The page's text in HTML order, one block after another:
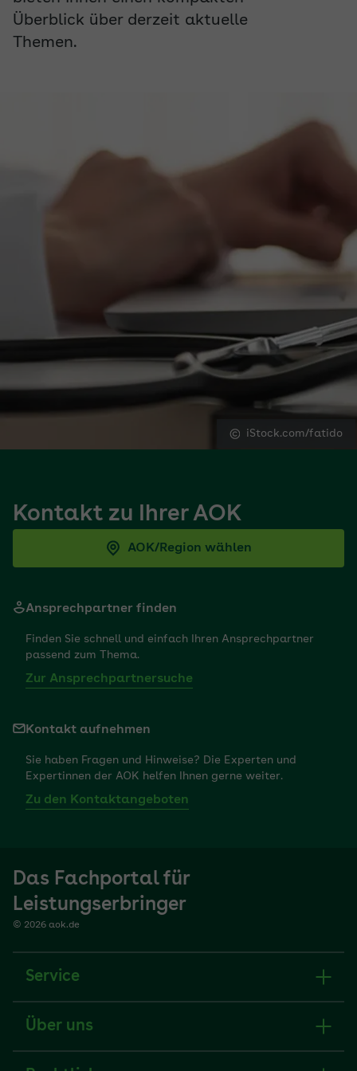
Überblick über derzeit aktuelle
Themen.
iStock.com/fatido
Kontakt zu Ihrer AOK
AOK/Region wählen
Ansprechpartner finden
Finden Sie schnell und einfach Ihren Ansprechpartner
passend zum Thema.
Zur Ansprechpartnersuche
Kontakt aufnehmen
Sie haben Fragen und Hinweise? Die Experten und
Expertinnen der AOK helfen Ihnen gerne weiter.
Zu den Kontaktangeboten
Das Fachportal für
Leistungserbringer
© 2026 aok.de
Service
Über uns